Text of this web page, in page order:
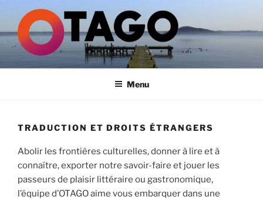
contenu
principal
GROUPE OTAGO
Menu
TRADUCTION ET DROITS ÉTRANGERS
Abolir les frontières culturelles, donner à lire et à
connaître, exporter notre savoir-faire et jouer les
passeurs de plaisir littéraire ou gastronomique,
l’équipe d’OTAGO aime vous embarquer dans une